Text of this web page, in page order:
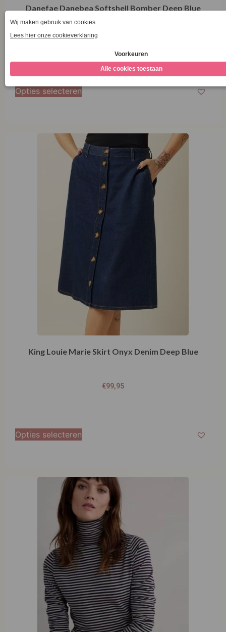
Danefae Danebea Softshell Bomber Deep Blue
Opties selecteren
King Louie Marie Skirt Onyx Denim Deep Blue
€99,95
Opties selecteren